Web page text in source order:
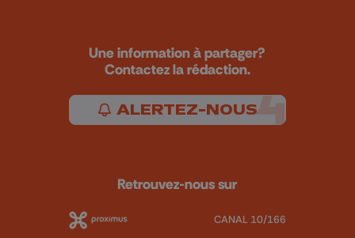
Une information à partager?
Contactez la rédaction.
ALERTEZ-NOUS
Retrouvez-nous sur
CANAL 10/166